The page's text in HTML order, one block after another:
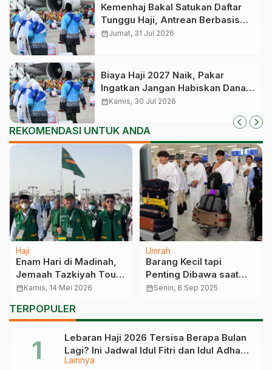
Kemenhaj Bakal Satukan Daftar
Tunggu Haji, Antrean Berbasis
Nasional dan Bukan Lagi Provinsi
calendar_monthJumat, 31 Jul 2026
Biaya Haji 2027 Naik, Pakar
Ingatkan Jangan Habiskan Dana
Manfaat Jutaan Calon Jemaah
calendar_monthKamis, 30 Jul 2026
REKOMENDASI UNTUK ANDA
Haji
Enam Hari di Madinah,
Jemaah Tazkiyah Tour
Perbanyak Ibadah di
Teladani Istiqamah
Rasulullah
calendar_monthKamis, 14 Mei 2026
Umrah
Barang Kecil tapi
Penting Dibawa saat
Umrah, Jangan Sampai
calendar_monthSenin, 8 Sep 2025
TERPOPULER
Lainnya
Lebaran Haji 2026 Tersisa Berapa Bulan
Lagi? Ini Jadwal Idul Fitri dan Idul Adha
Tahun Depan